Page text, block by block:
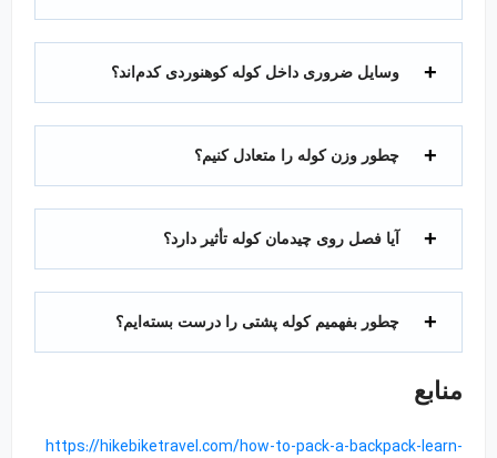
وسایل ضروری داخل کوله کوهنوردی کدم‌اند؟
چطور وزن کوله را متعادل کنیم؟
آیا فصل روی چیدمان کوله تأثیر دارد؟
چطور بفهمیم کوله پشتی را درست بسته‌ایم؟
منابع
https://hikebiketravel.com/how-to-pack-a-backpack-learn-